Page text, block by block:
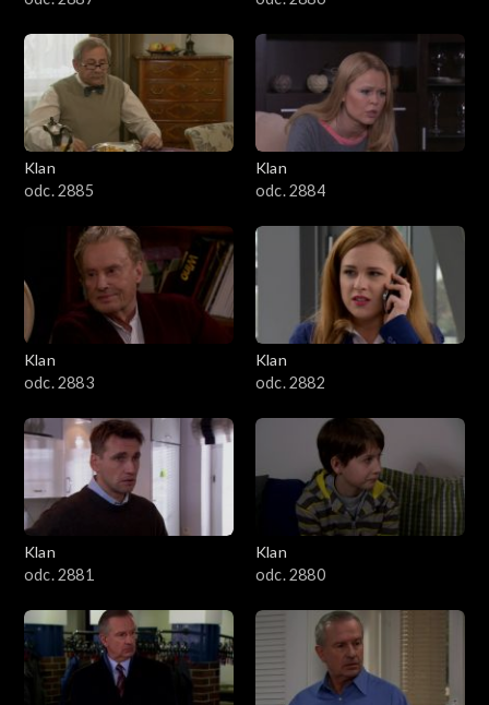
2201–2300
2101–2200
2001–2100
1901–2000
1801–1900
1701–1800
1601–1700
1501–1600
1401–1500
1301–1400
1201–1300
1101–1200
1001–1100
Klan
odc. 2885
Klan
odc. 2884
Klan
odc. 2883
Klan
odc. 2882
Klan
odc. 2881
Klan
odc. 2880